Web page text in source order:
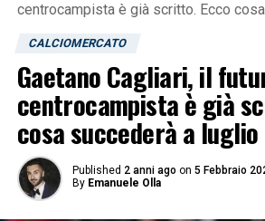
centrocampista è già scritto. Ecco
CALCIOMERCATO
Gaetano Cagliari, il
centrocampista è già
cosa succederà a luglio
Published 2 anni ago on 5 Febbraio
By Emanuele Olla